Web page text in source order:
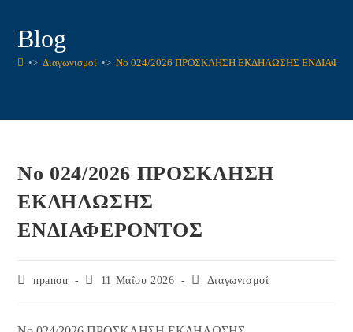
Blog
•> Διαγωνισμοί •> Νο 024/2026 ΠΡΟΣΚΛΗΣΗ ΕΚΔΗΛΩΣΗΣ
Νο 024/2026 ΠΡΟΣΚΛΗΣΗ
ΕΚΔΗΛΩΣΗΣ
ΕΝΔΙΑΦΕΡΟΝΤΟΣ
Postnpanou
Post11 Μαΐου 2026
PostΔιαγωνισμοί